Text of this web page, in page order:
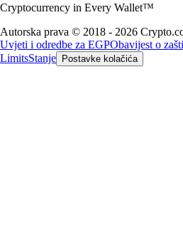
Cryptocurrency in Every Wallet™
Autorska prava © 2018 - 2026
Uvjeti i odredbe za EGPObavijest o
LimitsStanje Postavke kolačića